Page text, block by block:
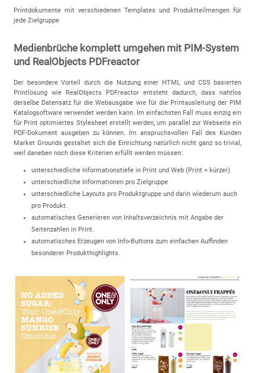
Printdokumente mit verschiedenen Templates und Produktteilmengen für
jede Zielgruppe
Medienbrüche komplett umgehen mit PIM-System
und RealObjects PDFreactor
Der besondere Vorteil durch die Nutzung einer HTML und CSS basierten
Printlösung wie RealObjects PDFreactor entsteht dadurch, dass nahtlos
derselbe Datensatz für die Webausgabe wie für die Printausleitung der PIM
Katalogsoftware verwendet werden kann. Im einfachsten Fall muss einzig ein
für Print optimiertes Stylesheet erstellt werden, um parallel zur Webseite ein
PDF-Dokument ausgeben zu können. Im anspruchsvollen Fall des Kunden
Market Grounds gestaltet sich die Einrichtung natürlich nicht ganz so trivial,
weil daneben noch diese Kriterien erfüllt werden müssen:
unterschiedliche Informationstiefe in Print und Web (Print = kürzer)
unterschiedliche Informationen pro Zielgruppe
unterschiedliche Layouts pro Produktgruppe und darin wiederum auch
pro Produkt.
automatisches Generieren von Inhaltsverzeichnis mit Angabe der
Seitenzahlen in Print.
automatisches Erzeugen von Info-Buttons zum einfachen Auffinden
besonderer Produkthighlights.